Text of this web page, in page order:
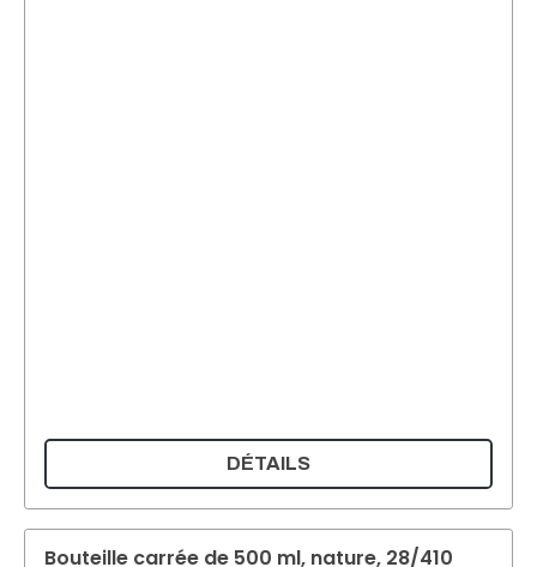
DÉTAILS
Bouteille carrée de 500 ml, nature, 28/410